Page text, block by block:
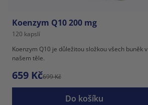
Koenzym Q10 200 mg
120 kapslí
Koenzym Q10 je důležitou složkou všech buněk v
našem těle.
659 Kč699 Kč
Do košíku